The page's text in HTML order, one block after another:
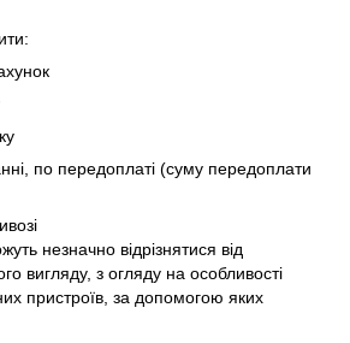
по передоплаті (суму передоплати
незначно відрізнятися від
вигляду, з огляду на особливості
пристроїв, за допомогою яких